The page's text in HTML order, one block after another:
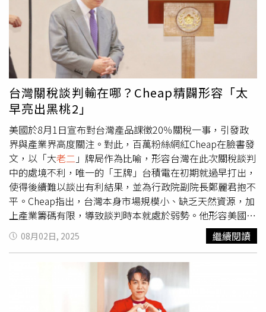
開出理想條件：要有幽默感、情緒穩定。他坦言自己目前生
活很忙，如果沒有太多時間經營感情，對對方不公平，除非
對方也有自己的生活重心，兩人頻率相同，他還是很期待愛
情的。那沒有女友時要怎麼療癒自己呢？他立刻工商服務一
下：「當然是吃GooDonut！」
台灣關稅談判輸在哪？Cheap精闢形容「太
早亮出黑桃2」
美國於8月1日宣布對台灣產品課徵20％關稅一事，引發政
界與產業界高度關注。對此，百萬粉絲網紅Cheap在臉書發
文，以「大老二 」牌局作為比喻，形容台灣在此次關稅談判
中的處境不利，唯一的「王牌」台積電在初期就過早打出，
使得後續難以談出有利結果，並為行政院副院長鄭麗君抱不
平。Cheap指出，台灣本身市場規模小、缺乏天然資源，加
上產業籌碼有限，導致談判時本就處於弱勢。他形容美國在
這場博弈中彷彿是「開賭場的人」，手中擁有六張2，還能
制定規則、偷看對手底牌，「你不玩還會被拖到巷子打」，
讓人毫無勝算。他進一步將各國狀況以撲克牌隱喻對比，中
國有三張2卻不能亂出，否則會被圍攻；日本雖然牌普通但
擅長湊牌；韓國雖然僅有對子，卻會偷牌；歐盟則是一群人
共用一副牌，牌不差但意見分歧；英國則被形容為「騙你上
08月02日, 2025 繼續閱讀